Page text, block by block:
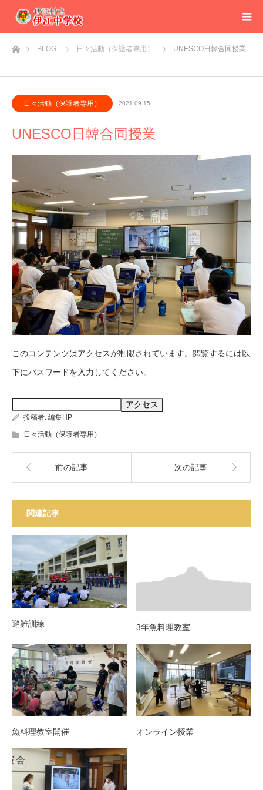
ホームBLOG 日々活動（保護者専用） UNESCO日韓合同授業
日々活動（保護者専用） 2021.09.15
UNESCO日韓合同授業
このコンテンツはアクセスが制限されています。閲覧するには以
下にパスワードを入力してください。
投稿者: 編集HP
日々活動（保護者専用）
前の記事 次の記事
関連記事
避難訓練 3年魚料理教室
魚料理教室開催 オンライン授業